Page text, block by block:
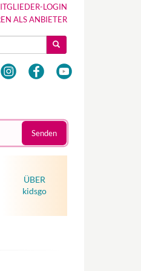
LOGIN
ALS ANBIETER
Senden
ÜBER
kidsgo